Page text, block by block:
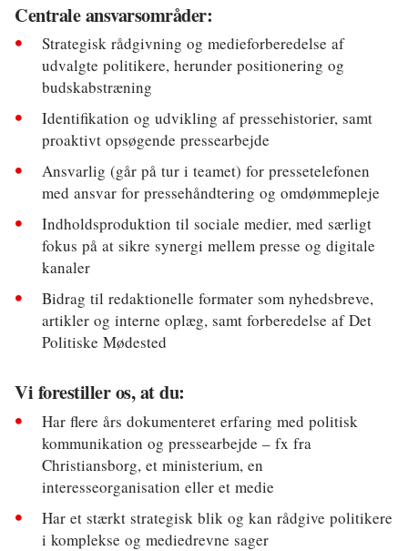
Social
Sundhed
Transport
Udvikling
Centrale ansvarsområder:
Strategisk rådgivning og medieforberedelse af
udvalgte politikere, herunder positionering og
budskabstræning
Identifikation og udvikling af pressehistorier, samt
proaktivt opsøgende pressearbejde
Ansvarlig (går på tur i teamet) for pressetelefonen
med ansvar for pressehåndtering og omdømmepleje
Indholdsproduktion til sociale medier, med særligt
fokus på at sikre synergi mellem presse og digitale
kanaler
Bidrag til redaktionelle formater som nyhedsbreve,
artikler og interne oplæg, samt forberedelse af Det
Politiske Mødested
Vi forestiller os, at du:
Har flere års dokumenteret erfaring med politisk
kommunikation og pressearbejde – fx fra
Christiansborg, et ministerium, en
interesseorganisation eller et medie
Har et stærkt strategisk blik og kan rådgive politikere
i komplekse og mediedrevne sager